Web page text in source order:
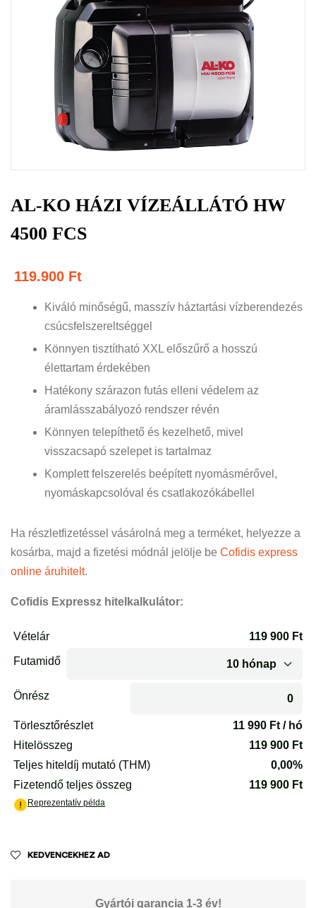
AL-KO HÁZI VÍZEÁLLÁTÓ HW
4500 FCS
119.900 Ft
Kiváló minőségű, masszív háztartási vízberendezés
csúcsfelszereltséggel
Könnyen tisztítható XXL előszűrő a hosszú
élettartam érdekében
Hatékony szárazon futás elleni védelem az
áramlásszabályozó rendszer révén
Könnyen telepíthető és kezelhető, mivel
visszacsapó szelepet is tartalmaz
Komplett felszerelés beépített nyomásmérővel,
nyomáskapcsolóval és csatlakozókábellel
Ha részletfizetéssel vásárolná meg a terméket, helyezze a
kosárba, majd a fizetési módnál jelölje be Cofidis express
online áruhitelt.
Cofidis Expressz hitelkalkulátor:
KEDVENCEKHEZ AD
Gyártói garancia 1-3 év!